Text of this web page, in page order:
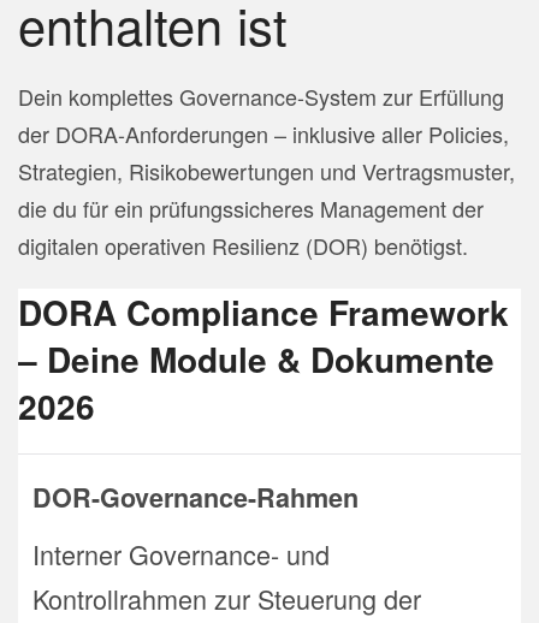
enthalten ist
Dein komplettes Governance-System zur Erfüllung
der DORA-Anforderungen – inklusive aller Policies,
Strategien, Risikobewertungen und Vertragsmuster,
die du für ein prüfungssicheres Management der
digitalen operativen Resilienz (DOR) benötigst.
DORA Compliance Framework
– Deine Module & Dokumente
2026
DOR-Governance-Rahmen
Interner Governance- und
Kontrollrahmen zur Steuerung der